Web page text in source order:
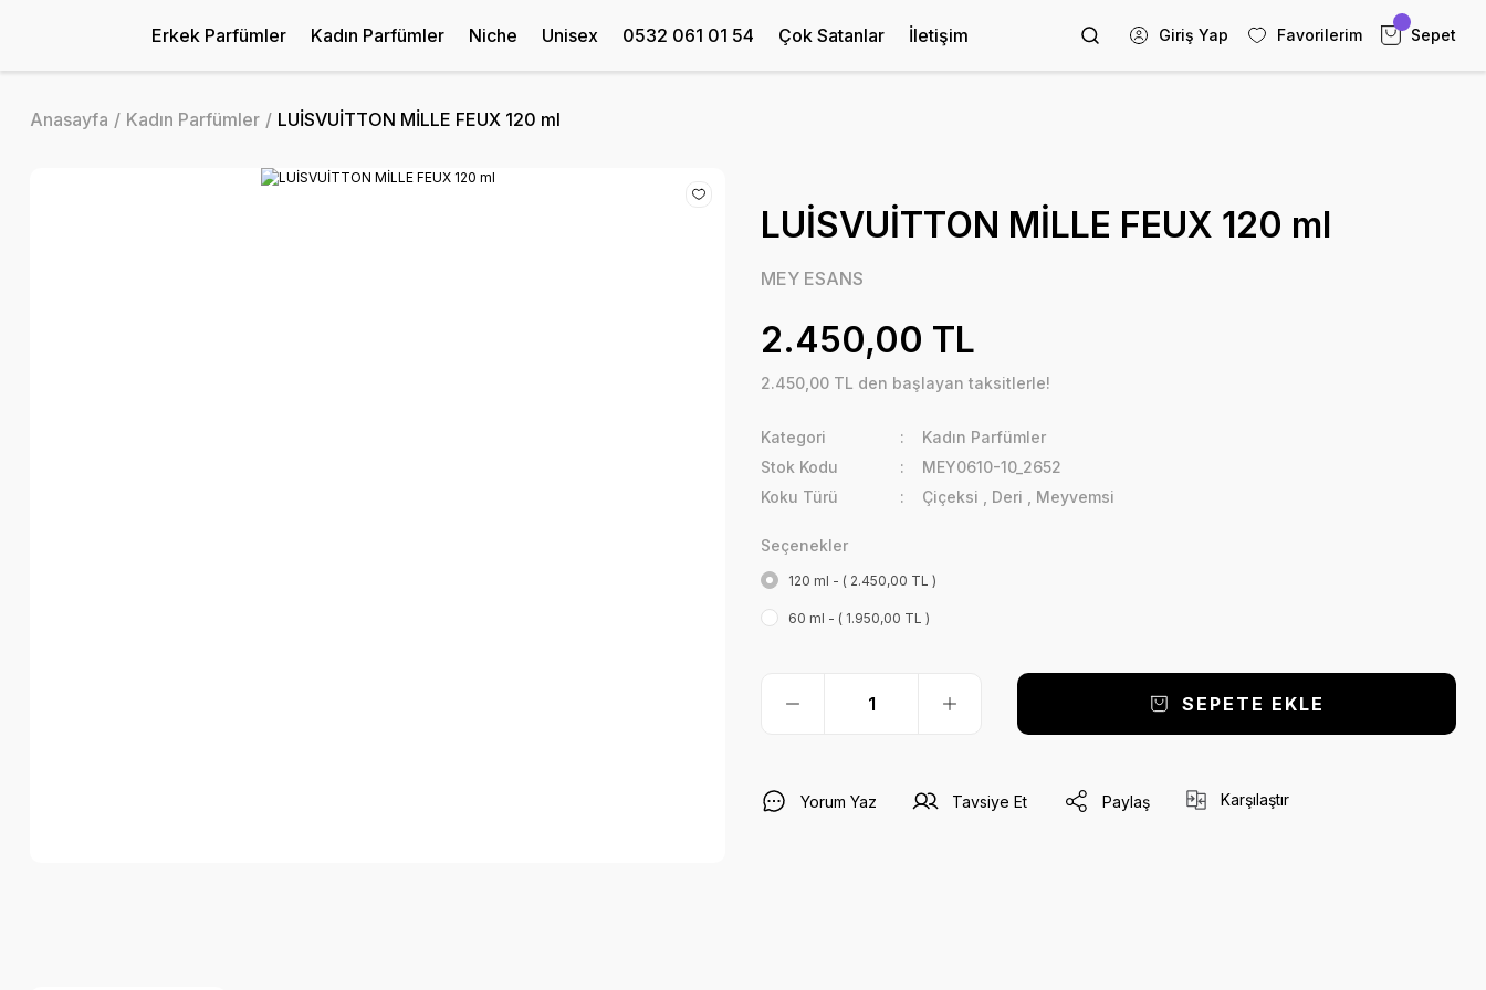
Erkek Parfümler Kadın Parfümler Niche Unisex 0532 061 01 54 Çok Satanlar İletişim Giriş Yap Favorilerim Sepet
Anasayfa Kadın Parfümler LUİSVUİTTON MİLLE FEUX 120 ml
LUİSVUİTTON MİLLE FEUX 120 ml
MEY ESANS
2.450,00 TL
2.450,00 TL den başlayan taksitlerle!
Kategori
Kadın Parfümler
Stok Kodu
MEY0610-10_2652
Koku Türü
Çiçeksi Deri Meyvemsi
Seçenekler
120 ml - ( 2.450,00 TL )
60 ml - ( 1.950,00 TL )
SEPETE EKLE
Yorum Yaz Tavsiye Et Paylaş Karşılaştır